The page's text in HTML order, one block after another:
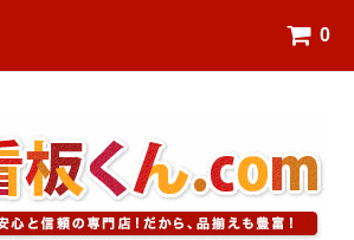
0